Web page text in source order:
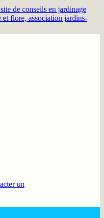
un